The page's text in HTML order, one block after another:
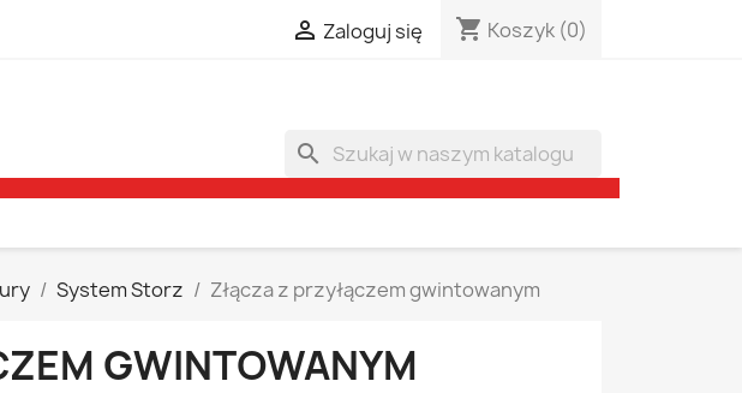
 Zaloguj się shopping_cart Koszyk (0)
search
System Storz Złącza z przyłączem gwintowanym
GWINTOWANYM